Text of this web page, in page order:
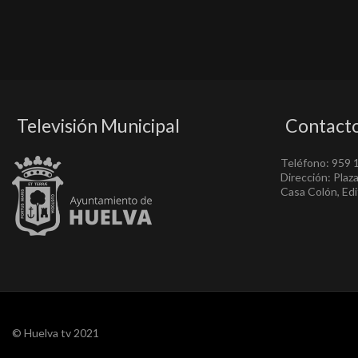
Televisión Municipal
Teléfono: 959
Dirección:
Casa Colón,
© Huelva tv 2021